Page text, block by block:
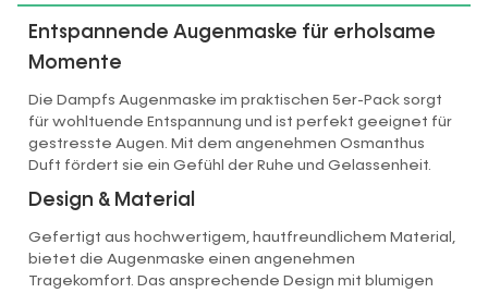
Entspannende Augenmaske für erholsame
Momente
Die Dampfs Augenmaske im praktischen 5er-Pack sorgt
für wohltuende Entspannung und ist perfekt geeignet für
gestresste Augen. Mit dem angenehmen Osmanthus
Duft fördert sie ein Gefühl der Ruhe und Gelassenheit.
Design & Material
Gefertigt aus hochwertigem, hautfreundlichem Material,
bietet die Augenmaske einen angenehmen
Tragekomfort. Das ansprechende Design mit blumigen